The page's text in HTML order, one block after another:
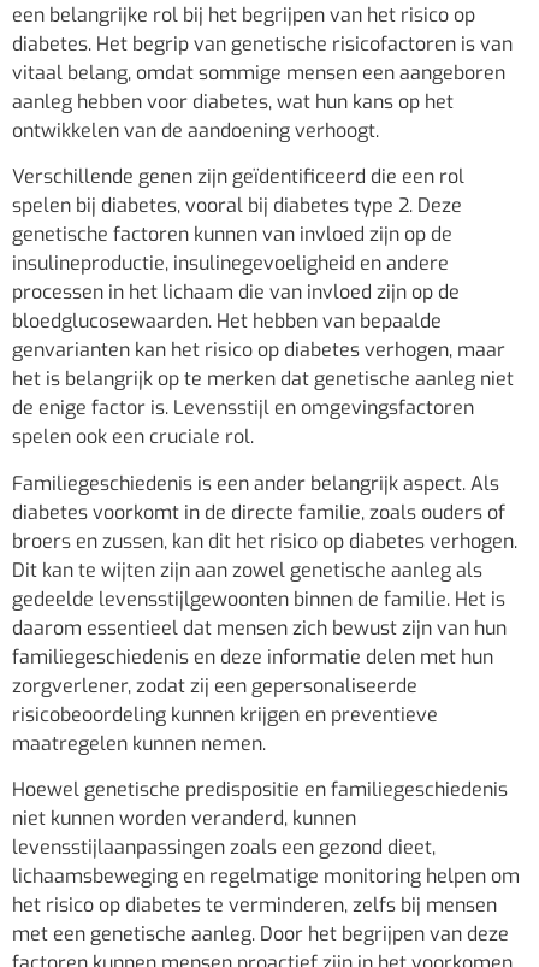
een belangrijke rol bij het begrijpen van het risico op
diabetes. Het begrip van genetische risicofactoren is van
vitaal belang, omdat sommige mensen een aangeboren
aanleg hebben voor diabetes, wat hun kans op het
ontwikkelen van de aandoening verhoogt.
Verschillende genen zijn geïdentificeerd die een rol
spelen bij diabetes, vooral bij diabetes type 2. Deze
genetische factoren kunnen van invloed zijn op de
insulineproductie, insulinegevoeligheid en andere
processen in het lichaam die van invloed zijn op de
bloedglucosewaarden. Het hebben van bepaalde
genvarianten kan het risico op diabetes verhogen, maar
het is belangrijk op te merken dat genetische aanleg niet
de enige factor is. Levensstijl en omgevingsfactoren
spelen ook een cruciale rol.
Familiegeschiedenis is een ander belangrijk aspect. Als
diabetes voorkomt in de directe familie, zoals ouders of
broers en zussen, kan dit het risico op diabetes verhogen.
Dit kan te wijten zijn aan zowel genetische aanleg als
gedeelde levensstijlgewoonten binnen de familie. Het is
daarom essentieel dat mensen zich bewust zijn van hun
familiegeschiedenis en deze informatie delen met hun
zorgverlener, zodat zij een gepersonaliseerde
risicobeoordeling kunnen krijgen en preventieve
maatregelen kunnen nemen.
Hoewel genetische predispositie en familiegeschiedenis
niet kunnen worden veranderd, kunnen
levensstijlaanpassingen zoals een gezond dieet,
lichaamsbeweging en regelmatige monitoring helpen om
het risico op diabetes te verminderen, zelfs bij mensen
met een genetische aanleg. Door het begrijpen van deze